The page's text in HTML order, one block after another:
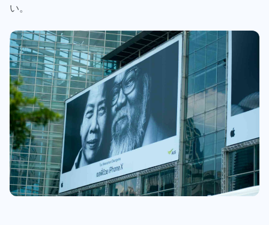
い。